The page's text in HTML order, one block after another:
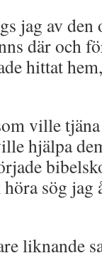
jag av den
där och
hittat
ville
hjälpa
sög
liknande